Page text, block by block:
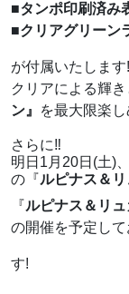
■タンポ印刷済み
■クリアグリーン
が付属いたします!
クリアによる輝
ン』
を最大限楽
さらに‼
明日1月20日(土)
の『ルピナス＆
『ルピナス＆リ
の開催を予定し
す!